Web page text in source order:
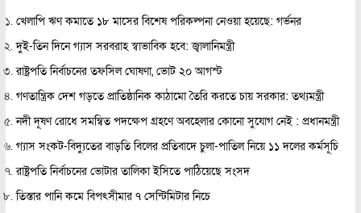
খেলাপি ঋণ কমাতে ১৮ মাসের বিশেষ পরিকল্পনা নেওয়া হয়েছে: গর্ভনর
দুই-তিন দিনে গ্যাস সরবরাহ স্বাভাবিক হবে: জ্বালানিমন্ত্রী
রাষ্ট্রপতি নির্বাচনের তফসিল ঘোষণা, ভোট ২০ আগস্ট
গণতান্ত্রিক দেশ গড়তে প্রাতিষ্ঠানিক কাঠামো তৈরি করতে চায় সরকার: তথ্যমন্ত্রী
নদী দূষণ রোধে সমন্বিত পদক্ষেপ গ্রহণে অবহেলার কোনো সুযোগ নেই : প্রধানমন্ত্রী
গ্যাস সংকট-বিদ্যুতের বাড়তি বিলের প্রতিবাদে চুলা-পাতিল নিয়ে ১১ দলের কর্মসূচি
রাষ্ট্রপতি নির্বাচনের ভোটার তালিকা ইসিতে পাঠিয়েছে সংসদ
তিস্তার পানি কমে বিপৎসীমার ৭ সেন্টিমিটার নিচে